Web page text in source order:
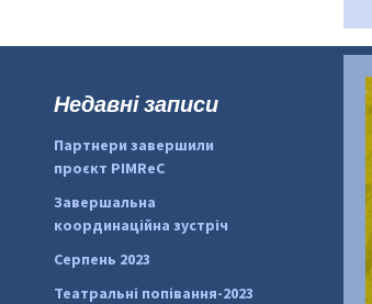
Недавні записи
Партнери завершили
проєкт PIMReC
Завершальна
координаційна зустріч
Серпень 2023
Театральні попівання-2023